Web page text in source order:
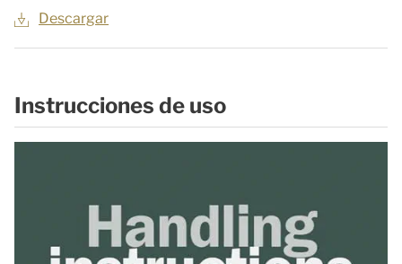
Descargar
Instrucciones de uso